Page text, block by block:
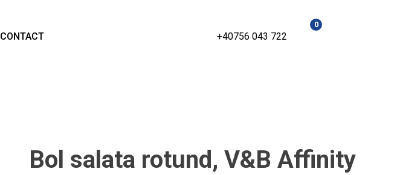
CONTACT +40756 043 722
0
Bol salata rotund, V&B Affinity